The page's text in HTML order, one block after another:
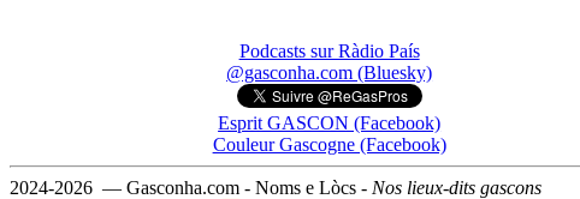
Podcasts sur Ràdio País
@gasconha.com (Bluesky)
Esprit GASCON (Facebook)
Couleur Gascogne (Facebook)
2024-2026 — Gasconha.com - Noms e Lòcs - Nos lieux-dits gascons